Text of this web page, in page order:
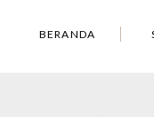
BERANDA